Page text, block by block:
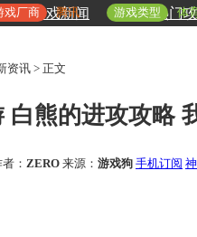
戏厂商 腾讯 游戏类型 体
游戏新闻 热门
资讯 > 正文
白熊的进攻攻略
： ZERO 来源： 游戏狗 手机订阅